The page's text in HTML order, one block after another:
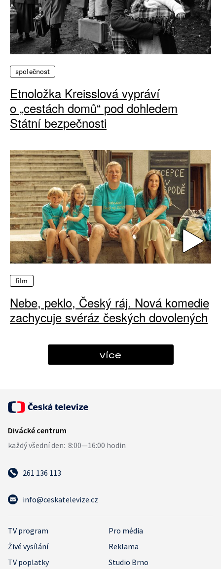
společnost
Etnoložka Kreisslová vypráví
o „cestách domů“ pod dohledem
Státní bezpečnosti
film
Nebe, peklo, Český ráj. Nová komedie
zachycuje svéráz českých dovolených
více
261 136 113
info@ceskatelevize.cz
TV program
Pro média
Živé vysílání
Reklama
TV poplatky
Studio Brno